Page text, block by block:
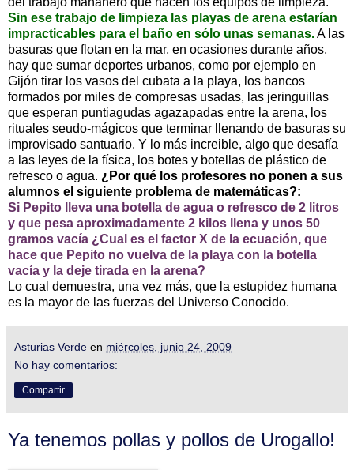
Sin ese trabajo de limpieza las playas de arena estarían
impracticables para el baño en sólo unas semanas.A las
basuras que flotan en la mar, en ocasiones durante años,
hay que sumar deportes urbanos, como por ejemplo en
Gijón tirar los vasos del cubata a la playa, los bancos
formados por miles de compresas usadas, las jeringuillas
que esperan puntiagudas agazapadas entre la arena, los
rituales seudo-mágicos que terminar llenando de basuras su
improvisado santuario. Y lo más increible, algo que desafía
a las leyes de la física, los botes y botellas de plástico de
refresco o agua. ¿Por qué los profesores no ponen a sus
alumnos el siguiente problema de matemáticas?:
Si Pepito lleva una botella de agua o refresco de 2 litros
y que pesa aproximadamente 2 kilos llena y unos 50
gramos vacía ¿Cual es el factor X de la ecuación, que
hace que Pepito no vuelva de la playa con la botella
vacía y la deje tirada en la arena?
Lo cual demuestra, una vez más, que la estupidez humana
es la mayor de las fuerzas del Universo Conocido.
Asturias Verde en miércoles, junio 24, 2009
No hay comentarios:
Compartir
Ya tenemos pollas y pollos de Urogallo!